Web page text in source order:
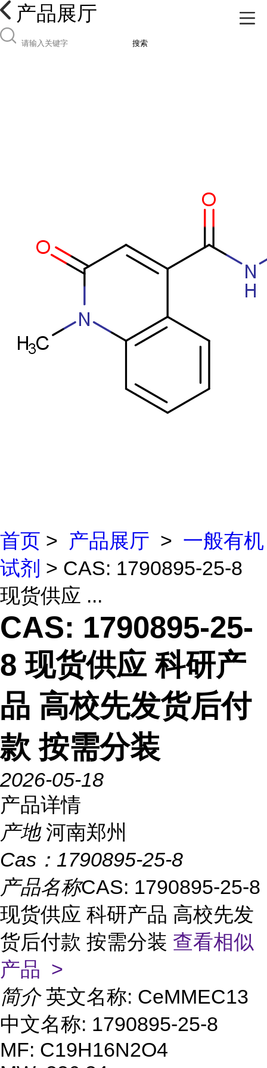
产品展厅
搜索
首页 > 产品展厅 > 一般有机
试剂 > CAS: 1790895-25-8
现货供应 ...
CAS: 1790895-25-
8 现货供应 科研产
品 高校先发货后付
款 按需分装
2026-05-18
产品详情
产地 河南郑州
Cas： 1790895-25-8
产品名称CAS: 1790895-25-8
现货供应 科研产品 高校先发
货后付款 按需分装 查看相似
产品 >
简介 英文名称: CeMMEC13
中文名称: 1790895-25-8
MF: C19H16N2O4